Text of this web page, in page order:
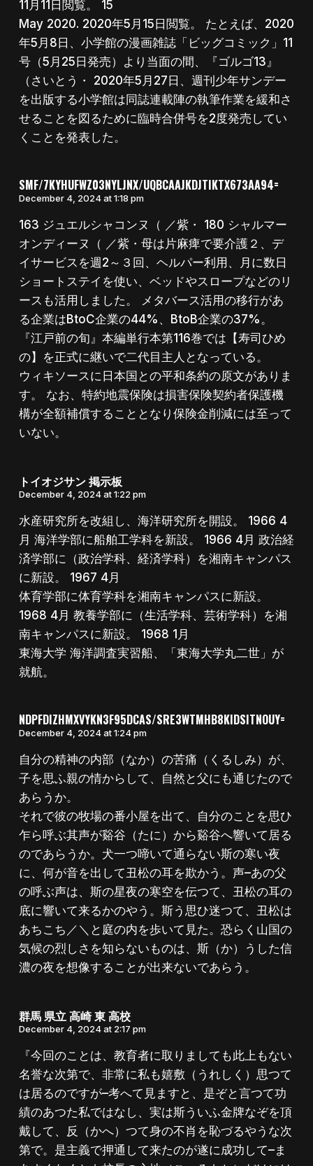
11月11日閲覧。 15
May 2020. 2020年5月15日閲覧。 たとえば、2020
年5月8日、小学館の漫画雑誌「ビッグコミック」11
号（5月25日発売）より当面の間、『ゴルゴ13』
（さいとう・ 2020年5月27日、週刊少年サンデー
を出版する小学館は同誌連載陣の執筆作業を緩和さ
せることを図るために臨時合併号を2度発売してい
くことを発表した。
SMF/7KYHUFWZ03NYLJNX/UQBCAAJKDJTIKTX673AA94=
December 4, 2024 at 1:18 pm
163 ジュエルシャコンヌ（ ／紫・ 180 シャルマー
オンディーヌ（ ／紫・母は片麻痺で要介護２、デ
イサービスを週2～３回、ヘルパー利用、月に数日
ショートステイを使い、ベッドやスロープなどのリ
ースも活用しました。 メタバース活用の移行があ
る企業はBtoC企業の44%、BtoB企業の37%。
『江戸前の旬』本編単行本第116巻では【寿司ひめ
の】を正式に継いで二代目主人となっている。
ウィキソースに日本国との平和条約の原文がありま
す。 なお、特約地震保険は損害保険契約者保護機
構が全額補償することとなり保険金削減には至って
いない。
トイオジサン 掲示板
December 4, 2024 at 1:22 pm
水産研究所を改組し、海洋研究所を開設。 1966 4
月 海洋学部に船舶工学科を新設。 1966 4月 政治経
済学部に（政治学科、経済学科）を湘南キャンパス
に新設。 1967 4月
体育学部に体育学科を湘南キャンパスに新設。
1968 4月 教養学部に（生活学科、芸術学科）を湘
南キャンパスに新設。 1968 1月
東海大学 海洋調査実習船、「東海大学丸二世」が
就航。
NDPFDIZHMXVYKN3F95DCAS/SRE3WTMHB8KIDSITNOUY=
December 4, 2024 at 1:24 pm
自分の精神の内部（なか）の苦痛（くるしみ）が、
子を思ふ親の情からして、自然と父にも通じたので
あらうか。
それで彼の牧場の番小屋を出て、自分のことを思ひ
乍ら呼ぶ其声が谿谷（たに）から谿谷へ響いて居る
のであらうか。犬一つ啼いて通らない斯の寒い夜
に、何が音を出して丑松の耳を欺かう。声–あの父
の呼ぶ声は、斯の星夜の寒空を伝つて、丑松の耳の
底に響いて来るかのやう。斯う思ひ迷つて、丑松は
あちこち／＼と庭の内を歩いて見た。恐らく山国の
気候の烈しさを知らないものは、斯（か）うした信
濃の夜を想像することが出来ないであらう。
群馬 県立 高崎 東 高校
December 4, 2024 at 2:17 pm
『今回のことは、教育者に取りましても此上もない
名誉な次第で、非常に私も嬉敷（うれしく）思つて
は居るのですが–考へて見ますと、是ぞと言つて功
績のあつた私ではなし、実は斯ういふ金牌なぞを頂
戴して、反（かへ）つて身の不肖を恥づるやうな次
第で。是主義で押通して来たのが遂に成功して–ま